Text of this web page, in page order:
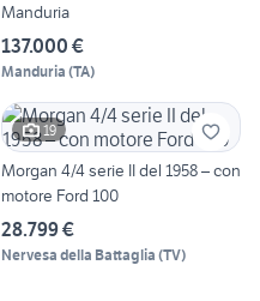
Manduria
137.000 €
Manduria (TA)
19
Morgan 4/4 serie II del 1958 – con
motore Ford 100
28.799 €
Nervesa della Battaglia (TV)